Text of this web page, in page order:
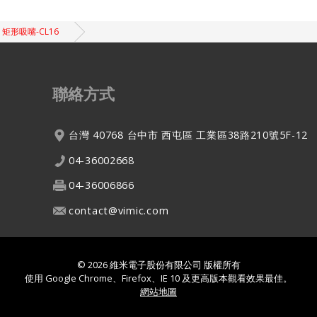
矩形吸嘴-CL16
聯絡方式
台灣 40768 台中市 西屯區 工業區38路210號5F-12
04-36002668
04-36006866
contact@vimic.com
© 2026維米電子股份有限公司 版權所有
使用 Google Chrome、Firefox、IE 10 及更高版本觀看效果最佳。
網站地圖